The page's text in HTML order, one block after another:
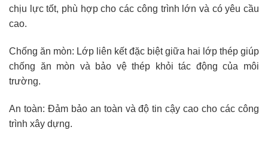
chịu lực tốt, phù hợp cho các công trình lớn và có yêu cầu
cao.
Chống ăn mòn: Lớp liên kết đặc biệt giữa hai lớp thép giúp
chống ăn mòn và bảo vệ thép khỏi tác động của môi
trường.
An toàn: Đảm bảo an toàn và độ tin cậy cao cho các công
trình xây dựng.